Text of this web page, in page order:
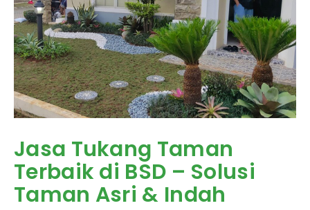
Jasa Tukang Taman
Terbaik di BSD – Solusi
Taman Asri & Indah